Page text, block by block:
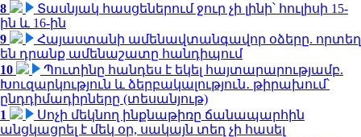
8
Տասնյակ հասցեներում ջուր չի լինի՝ հուլիսի 15-
ին և 16-ին
9
Հայաստանի ամենավտանգավոր օձերը. որտեղ
են դրանք ամենաշատը հանդիպում
10
Պուտինը հանդես է եկել հայտարարությամբ.
Խուզարկություն և ձերբակալություն․ թիրախում՝
ընդդիմադիրները (տեսանյութ)
1
Սոչի մեկնող ինքնաթիռը ճանապարհին
անցկացրել է մեկ օր, սակայն տեղ չի հասել